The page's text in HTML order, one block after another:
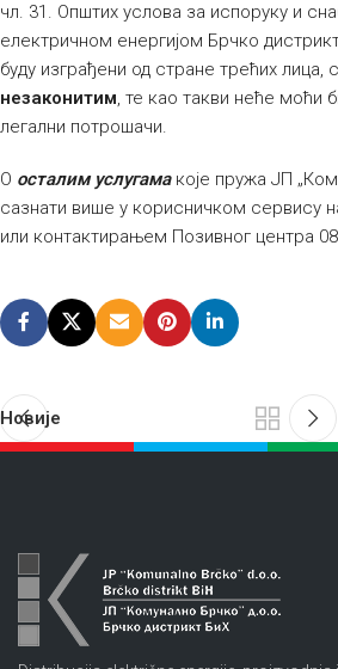
чл. 31. Општих услова за испоруку и
електричном енергијом Брчко
буду изграђени од стране трећих лица,
незаконитим, те као такви неће моћи
легални потрошачи.
О осталим услугамакоје пружа ЈП
сазнати више у корисничком сервису
или контактирањем Позивног центра
Новије